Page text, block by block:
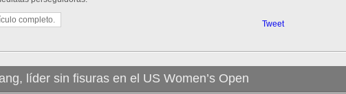
completo. Tweet
líder sin fisuras en el US Women’s Open